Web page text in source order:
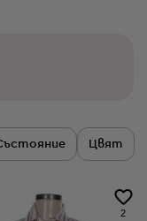
Цвят
2